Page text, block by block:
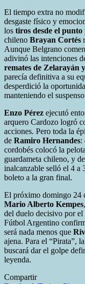
El tiempo extra no
desgaste físico y
los tiros desde el punto
chileno Brayan Cortés
Aunque Belgrano
adivinó las intenciones
remates de Zelarayán
parecía definitiva a su
desperdició la
manteniendo el
Enzo Pérez ejecutó
arquero Cardozo logró
acciones. Pero toda la
de Ramiro Hernandes:
cordobés colocó la
guardameta chileno, y
inalcanzable selló el 4 a
boleto a la gran final.
El próximo domingo 24
Mario Alberto Kempes
del duelo decisivo por
Fútbol Argentino
será nada menos que
ajena. Para el “Pirata”,
buscará dar el golpe
leyenda.
Compartir